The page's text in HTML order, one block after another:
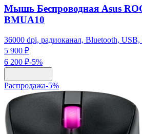
Мышь Беспроводная Asus
BMUA10
36000 dpi, радиоканал, Bluetooth,
5 900 ₽
6 200 ₽-5%
Распродажа-5%